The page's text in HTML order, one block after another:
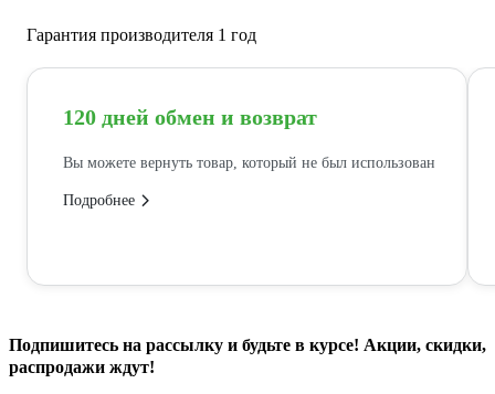
Гарантия производителя 1 год
120 дней обмен и возврат
Вы можете вернуть товар, который не был использован
Подробнее
Подпишитесь на рассылку и будьте в курсе! Акции, скидки,
распродажи ждут!